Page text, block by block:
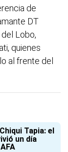
de
DT
Lobo,
quienes
al frente del
Tapia: el
un día